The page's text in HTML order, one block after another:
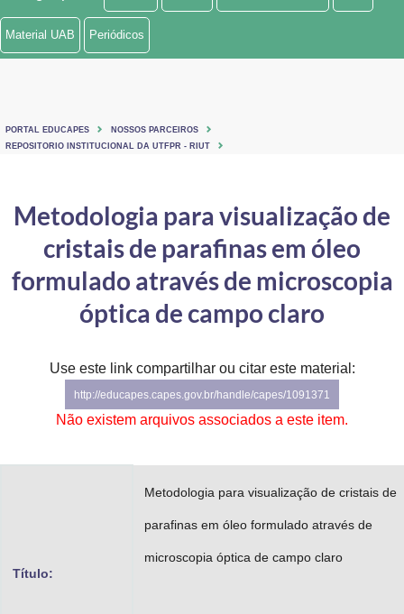
Ministério de Minas e Energia
Ministério do Turismo
Controladoria-Geral da União
Ministério da Mulher, da Família e dos Direitos Humanos
Gabinete de Segurança Institucional
Advocacia-Geral da União
Material UAB Periódicos
PORTAL EDUCAPES
NOSSOS PARCEIROS
REPOSITORIO INSTITUCIONAL DA UTFPR - RIUT
Metodologia para visualização de
cristais de parafinas em óleo
formulado através de microscopia
óptica de campo claro
Use este link compartilhar ou citar este material:
http://educapes.capes.gov.br/handle/capes/1091371
Não existem arquivos associados a este item.
Título:
Metodologia para visualização de cristais de
parafinas em óleo formulado através de
microscopia óptica de campo claro